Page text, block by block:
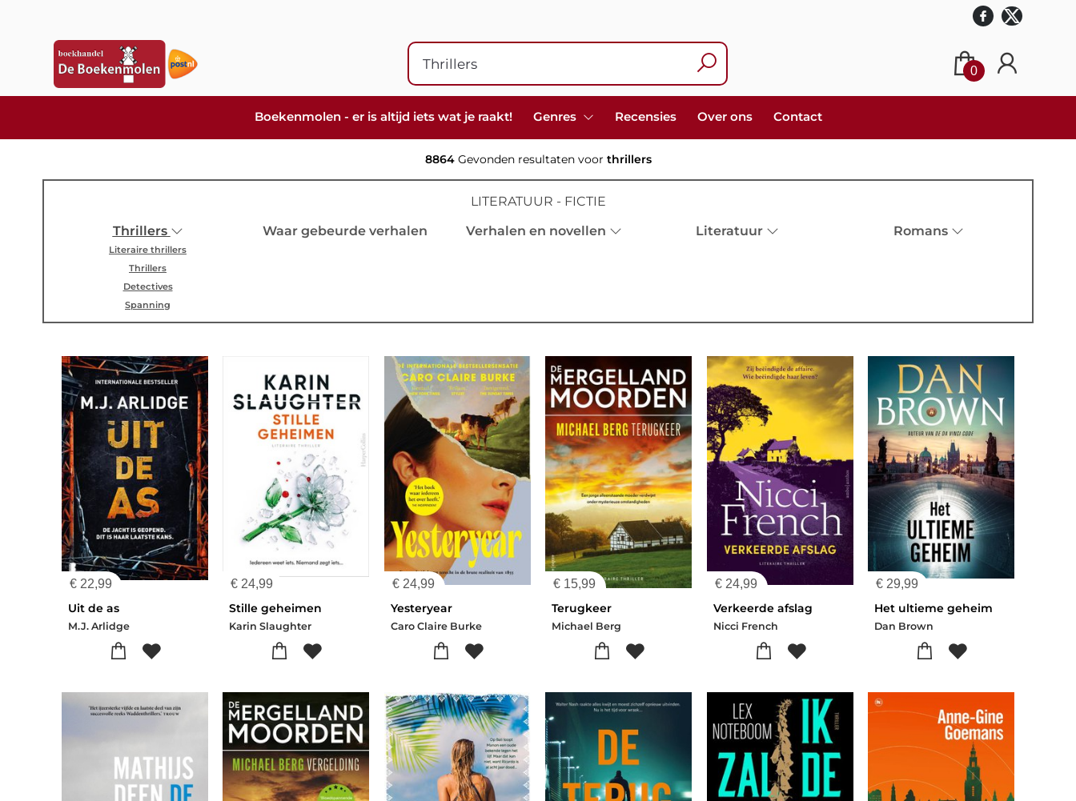
0
Boekenmolen - er is altijd iets wat je raakt! Genres Recensies Over ons Contact
8864 Gevonden resultaten voor thrillers
LITERATUUR - FICTIE
Thrillers
Literaire thrillers
Thrillers
Detectives
Spanning
Waar gebeurde verhalen Verhalen en novellen Literatuur Romans
€22,99
Uit de as
M.J. Arlidge
€ 24,99
Stille geheimen
Karin Slaughter
€24,99
Yesteryear
Caro Claire Burke
€ 15,99
Terugkeer
Michael Berg
€24,99
Verkeerde afslag
Nicci French
€ 29,99
Het ultieme geheim
Dan Brown